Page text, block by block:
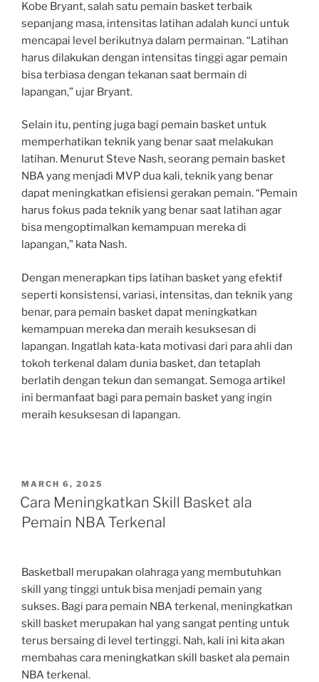
Kobe Bryant, salah satu pemain basket terbaik
sepanjang masa, intensitas latihan adalah kunci untuk
mencapai level berikutnya dalam permainan. “Latihan
harus dilakukan dengan intensitas tinggi agar pemain
bisa terbiasa dengan tekanan saat bermain di
lapangan,” ujar Bryant.
Selain itu, penting juga bagi pemain basket untuk
memperhatikan teknik yang benar saat melakukan
latihan. Menurut Steve Nash, seorang pemain basket
NBA yang menjadi MVP dua kali, teknik yang benar
dapat meningkatkan efisiensi gerakan pemain. “Pemain
harus fokus pada teknik yang benar saat latihan agar
bisa mengoptimalkan kemampuan mereka di
lapangan,” kata Nash.
Dengan menerapkan tips latihan basket yang efektif
seperti konsistensi, variasi, intensitas, dan teknik yang
benar, para pemain basket dapat meningkatkan
kemampuan mereka dan meraih kesuksesan di
lapangan. Ingatlah kata-kata motivasi dari para ahli dan
tokoh terkenal dalam dunia basket, dan tetaplah
berlatih dengan tekun dan semangat. Semoga artikel
ini bermanfaat bagi para pemain basket yang ingin
meraih kesuksesan di lapangan.
POSTED
ON
MARCH 6, 2025
Cara Meningkatkan Skill Basket ala
Pemain NBA Terkenal
Basketball merupakan olahraga yang membutuhkan
skill yang tinggi untuk bisa menjadi pemain yang
sukses. Bagi para pemain NBA terkenal, meningkatkan
skill basket merupakan hal yang sangat penting untuk
terus bersaing di level tertinggi. Nah, kali ini kita akan
membahas cara meningkatkan skill basket ala pemain
NBA terkenal.